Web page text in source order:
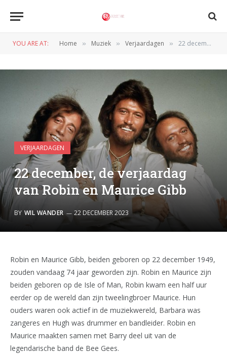
YOU ARE AT: Home » Muziek » Verjaardagen » 22 december, de verjaardag van Robin en Maurice Gibb
VERJAARDAGEN
22 december, de verjaardag
van Robin en Maurice Gibb
BY WIL WANDER 22 DECEMBER 2023
Robin en Maurice Gibb, beiden geboren op 22 december 1949,
zouden vandaag 74 jaar geworden zijn. Robin en Maurice zijn
beiden geboren op de Isle of Man, Robin kwam een half uur
eerder op de wereld dan zijn tweelingbroer Maurice. Hun
ouders waren ook actief in de muziekwereld, Barbara was
zangeres en Hugh was drummer en bandleider. Robin en
Maurice maakten samen met Barry deel uit van de
legendarische band de Bee Gees.